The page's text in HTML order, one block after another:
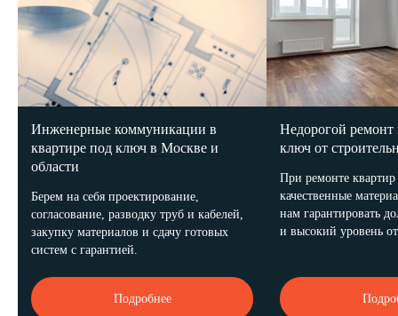
Инженерные коммуникации в
квартире под ключ в Москве и
области
Берем на себя проектирование,
согласование, разводку труб и кабелей,
закупку материалов и сдачу готовых
систем с гарантией.
Подробнее
Недорогой ремонт
ключ от
При ремонте квартир
качественные
нам гарантировать
и высокий уровень